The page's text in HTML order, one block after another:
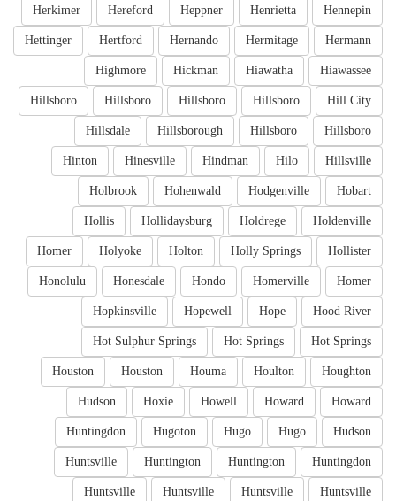
Hennepin
Henrietta
Heppner
Hereford
Herkimer
Hermann
Hermitage
Hernando
Hertford
Hettinger
Hiawassee
Hiawatha
Hickman
Highmore
Hill City
Hillsboro
Hillsboro
Hillsboro
Hillsboro
Hillsboro
Hillsboro
Hillsborough
Hillsdale
Hillsville
Hilo
Hindman
Hinesville
Hinton
Hobart
Hodgenville
Hohenwald
Holbrook
Holdenville
Holdrege
Hollidaysburg
Hollis
Hollister
Holly Springs
Holton
Holyoke
Homer
Homer
Homerville
Hondo
Honesdale
Honolulu
Hood River
Hope
Hopewell
Hopkinsville
Hot Springs
Hot Springs
Hot Sulphur Springs
Houghton
Houlton
Houma
Houston
Houston
Howard
Howard
Howell
Hoxie
Hudson
Hudson
Hugo
Hugo
Hugoton
Huntingdon
Huntingdon
Huntington
Huntington
Huntsville
Huntsville
Huntsville
Huntsville
Huntsville